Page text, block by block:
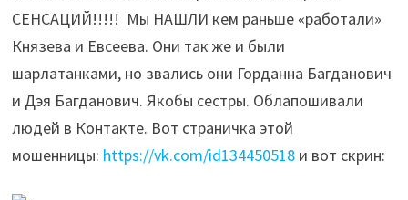
СЕНСАЦИЙ!!!!! Мы НАШЛИ кем раньше «работали»
Князева и Евсеева. Они так же и были
шарлатанками, но звались они Горданна Багданович
и Дэя Багданович. Якобы сестры. Облапошивали
людей в Контакте. Вот страничка этой
мошенницы: https://vk.com/id134450518и вот скрин: